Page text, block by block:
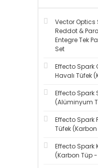
Vector Optics
Reddot &
Entegre Tek
Set
Effecto Spark
Havalı Tüfek
Effecto Spark
(Alüminyum
Effecto Spark
Tüfek
Effecto Spark
(Karbon Tüp